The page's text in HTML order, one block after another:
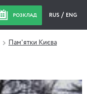
РОЗКЛАД RUS ENG
Пам'ятки Києва